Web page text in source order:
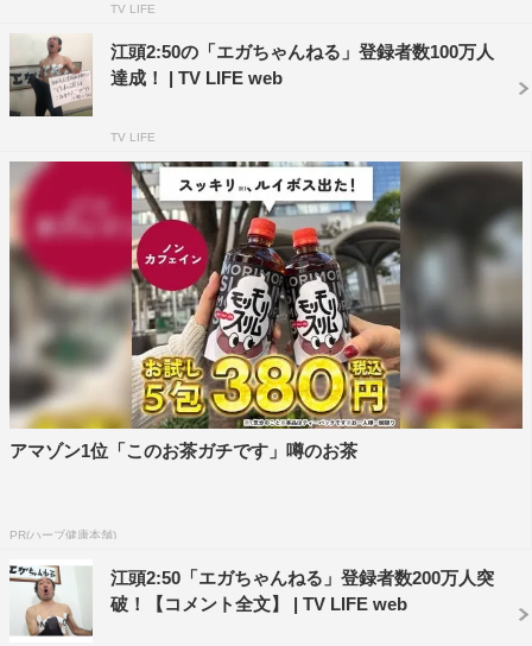
てもらいたい。感性のい
－－企画はどなたが考え
ているんですか？
江頭 ：全部俺だよ！
寺田：嘘つけ！1つもないだろ！
－－え！1つもないんですか！？
江頭：いやいや、おしりから粉を吹くとか、あれは俺だ
よ？
ちに膨らませてもらってるって感じですね。こういうのに
さんとかが膨らませてくれています。
TV LIFE
江頭2:50の「エガちゃんねる」登録者数100万人
達成！ | TV LIFE web
TV LIFE
アマゾン1位「このお茶ガチです」噂のお茶
PR(ハーブ健康本舗)
江頭2:50「エガちゃんねる」登録者数200万人突
破！【コメント全文】 | TV LIFE web